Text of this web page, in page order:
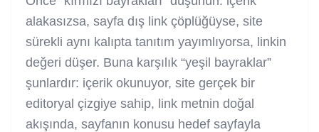
alakasızsa, sayfa dış link çöplüğüyse, site
sürekli aynı kalıpta tanıtım yayımlıyorsa, linkin
değeri düşer. Buna karşılık “yeşil bayraklar”
şunlardır: içerik okunuyor, site gerçek bir
editoryal çizgiye sahip, link metnin doğal
akışında, sayfanın konusu hedef sayfayla